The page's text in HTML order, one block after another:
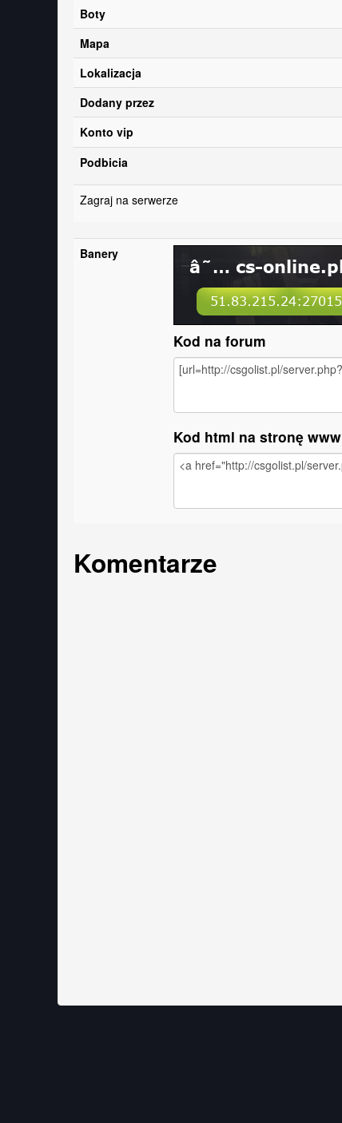
Boty
Mapa
Lokalizacja
Dodany przez
Konto vip
Podbicia
Zagraj na serwerze
Banery
Kod na forum
Kod html na stronę www
Komentarze